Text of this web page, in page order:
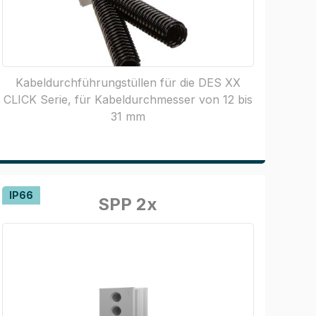
Kabeldurchführungstüllen für die DES XX
CLICK Serie, für Kabeldurchmesser von 12 bis
31 mm
SPP 2x
IP66